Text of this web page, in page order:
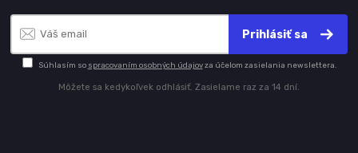
Prihlásiť sa
Súhlasím so spracovaním osobných údajovza účelom zasielania newslettera.
Môžete sa kedykoľvek odhlásiť. Zasielame raz za 14 dní.